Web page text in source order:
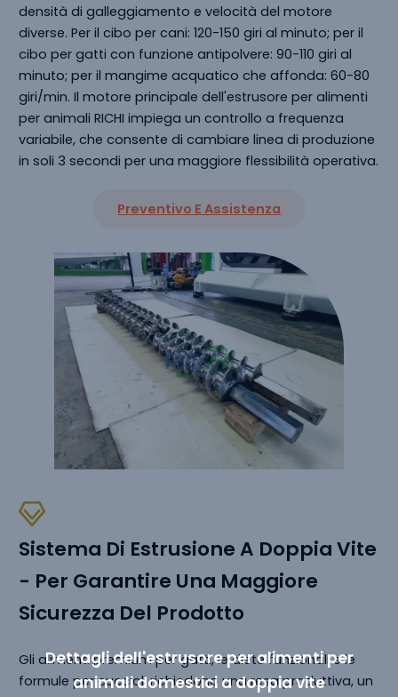
Dettagli dell'estrusore per alimenti per
animali domestici a doppia vite
densità di galleggiamento e velocità del motore
diverse. Per il cibo per cani: 120-150 giri al minuto; per il
cibo per gatti con funzione antipolvere: 90-110 giri al
minuto; per il mangime acquatico che affonda: 60-80
giri/min. Il motore principale dell'estrusore per alimenti
per animali RICHI impiega un controllo a frequenza
variabile, che consente di cambiare linea di produzione
in soli 3 secondi per una maggiore flessibilità operativa.
Preventivo E Assistenza
Sistema Di Estrusione A Doppia Vite
- Per Garantire Una Maggiore
Sicurezza Del Prodotto
Gli alimenti premium per gatti, le diete funzionali e le
formule per cuccioli richiedono una resa produttiva, un